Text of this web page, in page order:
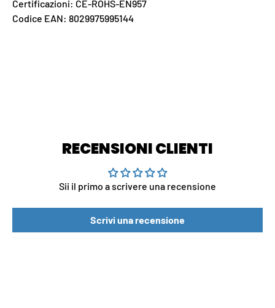
Certificazioni: CE-ROHS-EN957
Codice EAN: 8029975995144
RECENSIONI CLIENTI
Sii il primo a scrivere una recensione
Scrivi una recensione